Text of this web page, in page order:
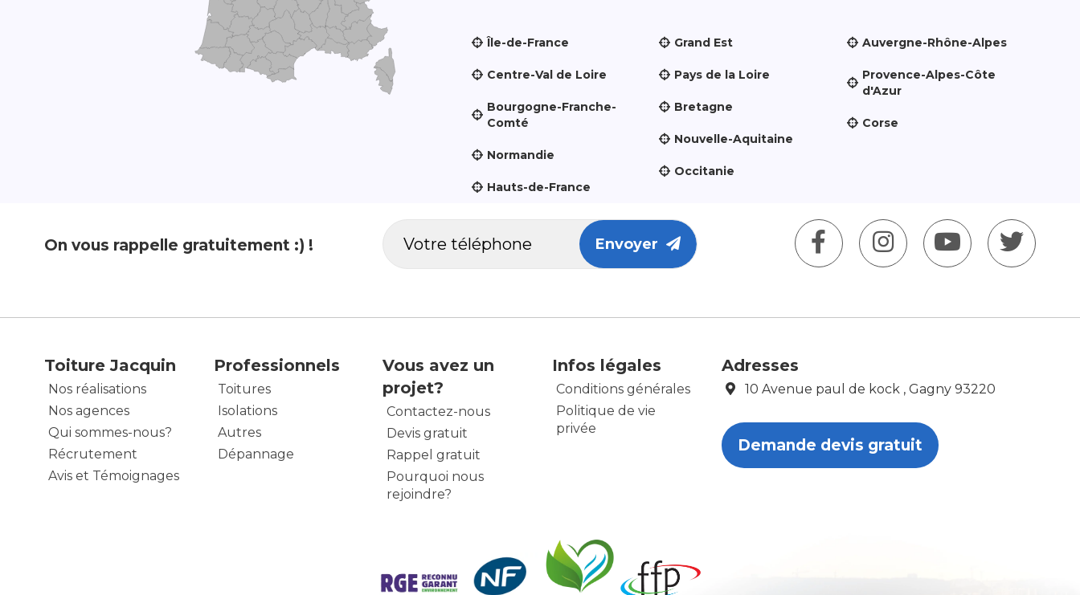
Île-de-France
Centre-Val de Loire
Bourgogne-Franche-
Comté
Normandie
Hauts-de-France
Grand Est
Pays de la Loire
Bretagne
Nouvelle-Aquitaine
Occitanie
Auvergne-Rhône-Alpes
Provence-Alpes-Côte
d'Azur
Corse
On vous rappelle gratuitement :) ! Envoyer
Toiture Jacquin
Nos réalisations
Nos agences
Qui sommes-nous?
Récrutement
Avis et Témoignages
Professionnels
Toitures
Isolations
Autres
Dépannage
Vous avez un
projet?
Contactez-nous
Devis gratuit
Rappel gratuit
Pourquoi nous
rejoindre?
Infos légales
Conditions générales
Politique de vie
privée
Adresses
10 Avenue paul de kock , Gagny 93220
Demande devis gratuit